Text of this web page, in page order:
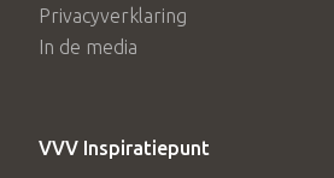
Privacyverklaring
In de media
VVV Inspiratiepunt